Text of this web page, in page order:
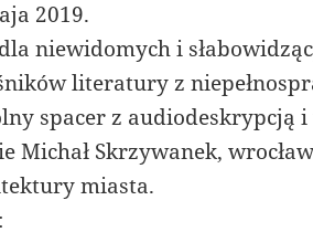
2019.
niewidomych i
literatury z
spacer z audiodeskrypcją
Michał Skrzywanek,
miasta.